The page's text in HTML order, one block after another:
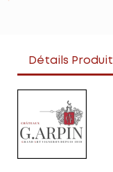
Détails Produit